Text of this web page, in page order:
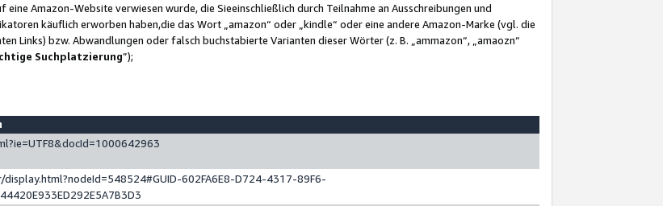
Amazon-Website verwiesen wurde, die Sieeinschließlich durch Teilnahme an Ausschreibungen und
käuflich erworben haben,die das Wort „amazon“ oder „kindle“ oder eine andere Amazon-Marke (vgl. die
Links) bzw. Abwandlungen oder falsch buchstabierte Varianten dieser Wörter (z. B. „ammazon“, „amaozn“
Suchplatzierung”);
602FA6E8-D724-4317-89F6-